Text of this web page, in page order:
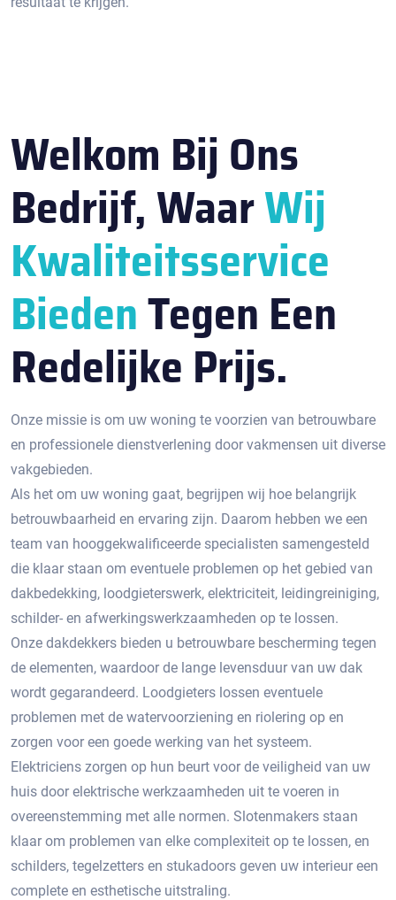
Welkom Bij Ons
Bedrijf, WaarWij
Kwaliteitsservice
BiedenTegen Een
Redelijke Prijs.
Onze missie is om uw woning te voorzien van betrouwbare
en professionele dienstverlening door vakmensen uit diverse
vakgebieden.
Als het om uw woning gaat, begrijpen wij hoe belangrijk
betrouwbaarheid en ervaring zijn. Daarom hebben we een
team van hooggekwalificeerde specialisten samengesteld
die klaar staan om eventuele problemen op het gebied van
dakbedekking, loodgieterswerk, elektriciteit, leidingreiniging,
schilder- en afwerkingswerkzaamheden op te lossen.
Onze dakdekkers bieden u betrouwbare bescherming tegen
de elementen, waardoor de lange levensduur van uw dak
wordt gegarandeerd. Loodgieters lossen eventuele
problemen met de watervoorziening en riolering op en
zorgen voor een goede werking van het systeem.
Elektriciens zorgen op hun beurt voor de veiligheid van uw
huis door elektrische werkzaamheden uit te voeren in
overeenstemming met alle normen. Slotenmakers staan ​​
klaar om problemen van elke complexiteit op te lossen, en
schilders, tegelzetters en stukadoors geven uw interieur een
complete en esthetische uitstraling.